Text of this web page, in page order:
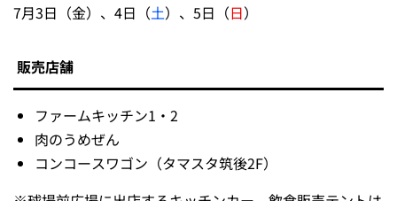
7月3日（金）、4日（土）、5日（日）
販売店舗
ファームキッチン1・2
肉のうめぜん
コンコースワゴン（タマスタ筑後2F）